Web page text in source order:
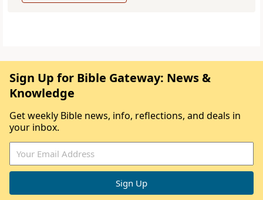
Sign Up for Bible Gateway: News &
Knowledge
Get weekly Bible news, info, reflections, and deals in
your inbox.